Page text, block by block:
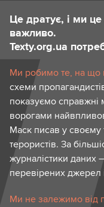
Це дратує, і ми
важливо.
Texty.org.ua
Ми робимо те, на що
схеми
показуємо справжні
ворогами
Маск писав у своєму
терористів. За
журналістики даних
перевірених джерел
Ми не залежимо від